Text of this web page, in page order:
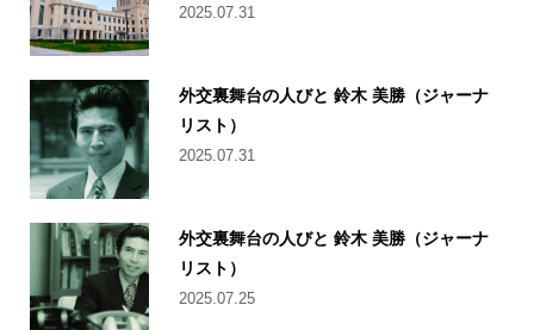
2025.07.31
外交裏舞台の人びと 鈴木 美勝（ジャーナ
リスト）
2025.07.31
外交裏舞台の人びと 鈴木 美勝（ジャーナ
リスト）
2025.07.25